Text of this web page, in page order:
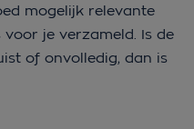
mogelijk relevante
je verzameld. Is de
of onvolledig, dan is